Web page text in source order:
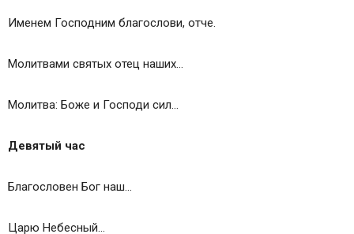
Именем Господним благослови, отче.
Молитвами святых отец наших…
Молитва: Боже и Господи сил…
Девятый час
Благословен Бог наш…
Царю Небесный…